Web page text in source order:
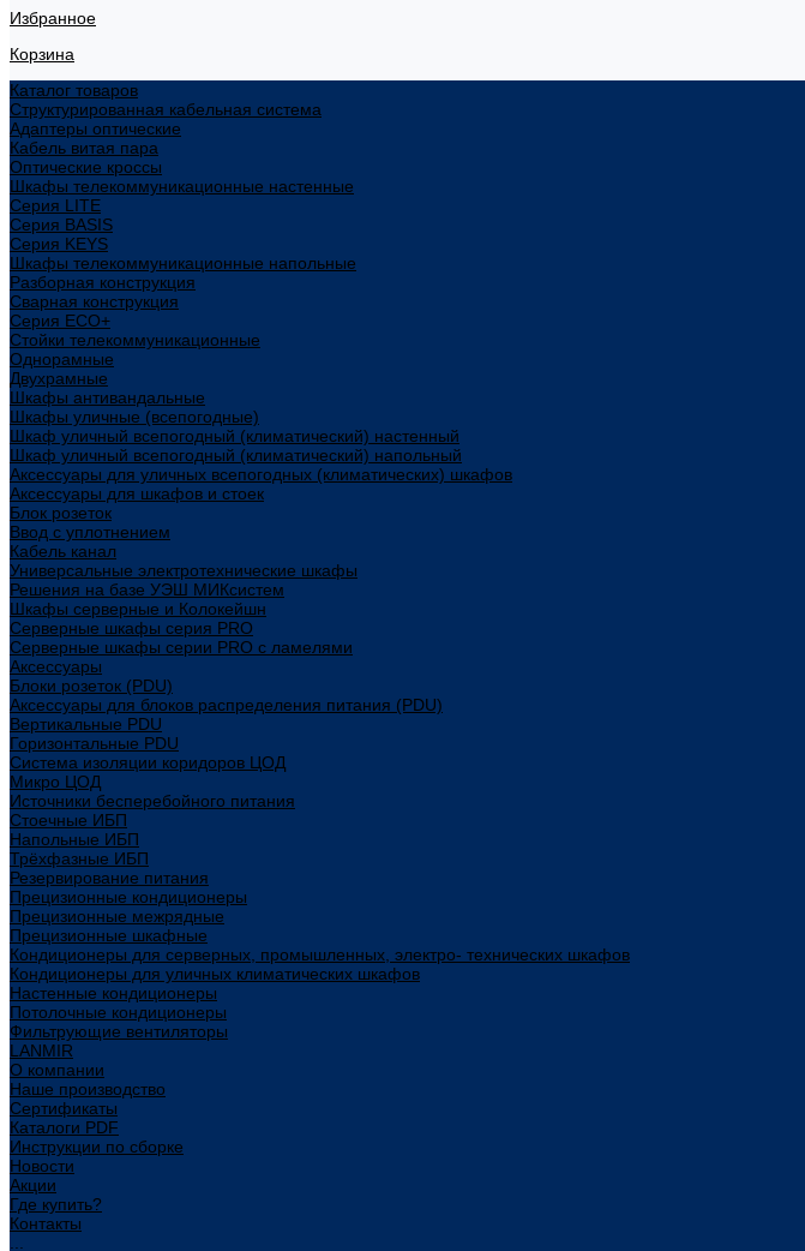
Избранное
Корзина
Каталог товаров
Структурированная кабельная система
Адаптеры оптические
Кабель витая пара
Оптические кроссы
Шкафы телекоммуникационные настенные
Cерия LITE
Cерия BASIS
Cерия KEYS
Шкафы телекоммуникационные напольные
Разборная конструкция
Сварная конструкция
Серия ECO+
Стойки телекоммуникационные
Однорамные
Двухрамные
Шкафы антивандальные
Шкафы уличные (всепогодные)
Шкаф уличный всепогодный (климатический) настенный
Шкаф уличный всепогодный (климатический) напольный
Аксессуары для уличных всепогодных (климатических) шкафов
Аксессуары для шкафов и стоек
Блок розеток
Ввод с уплотнением
Кабель канал
Универсальные электротехнические шкафы
Решения на базе УЭШ МИКсистем
Шкафы серверные и Колокейшн
Серверные шкафы серия PRO
Серверные шкафы серии PRO с ламелями
Аксессуары
Блоки розеток (PDU)
Аксессуары для блоков распределения питания (PDU)
Вертикальные PDU
Горизонтальные PDU
Система изоляции коридоров ЦОД
Микро ЦОД
Источники бесперебойного питания
Стоечные ИБП
Напольные ИБП
Трёхфазные ИБП
Резервирование питания
Прецизионные кондиционеры
Прецизионные межрядные
Прецизионные шкафные
Кондиционеры для серверных, промышленных, электро- технических шкафов
Кондиционеры для уличных климатических шкафов
Настенные кондиционеры
Потолочные кондиционеры
Фильтрующие вентиляторы
LANMIR
О компании
Наше производство
Сертификаты
Каталоги PDF
Инструкции по сборке
Новости
Акции
Где купить?
Контакты